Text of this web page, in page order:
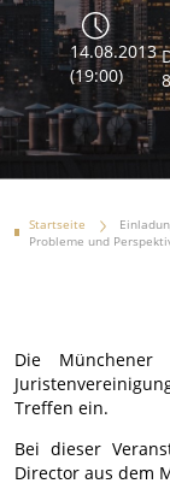
14.08.2013
(19:00)
Startseite
Probleme und
Die Münchener
Treffen ein.
Bei dieser
Director aus dem